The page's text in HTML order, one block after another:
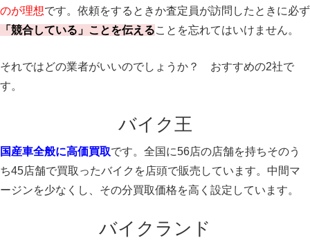
のが理想です。依頼をするときか査定員が訪問したときに必ず
「競合している」ことを伝えることを忘れてはいけません。
それではどの業者がいいのでしょうか？ おすすめの2社で
す。
バイク王
国産車全般に高価買取です。全国に56店の店舗を持ちそのう
ち45店舗で買取ったバイクを店頭で販売しています。中間マ
ージンを少なくし、その分買取価格を高く設定しています。
バイクランド